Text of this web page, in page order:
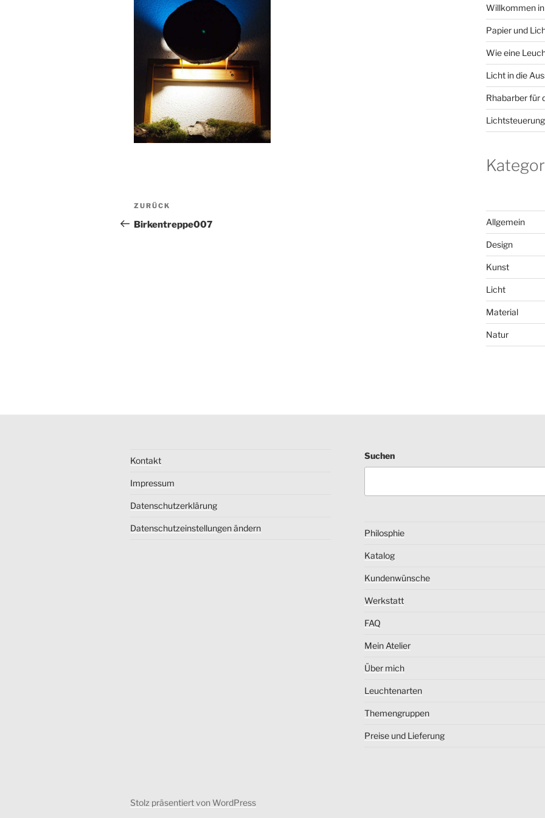
Beitragsnavigation
Vorheriger
Beitrag
ZURÜCK
Birkentreppe007
Willkommen
Papier und
Wie eine
Licht in die
Rhabarber für
Allgemein
Design
Kunst
Licht
Material
Natur
Kontakt
Impressum
Datenschutzerklärung
Datenschutzeinstellungen ändern
Suchen
Philosphie
Katalog
Kundenwünsche
Werkstatt
FAQ
Mein Atelier
Über mich
Leuchtenarten
Themengruppen
Preise und Lieferung
Stolz präsentiert von WordPress